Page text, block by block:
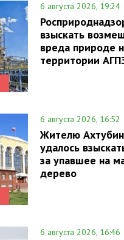
6 августа 2026, 19:24
взыскать
вреда природе
территории
6 августа 2026, 16:52
Жителю
удалось
за упавшее на
дерево
6 августа 2026, 16:46